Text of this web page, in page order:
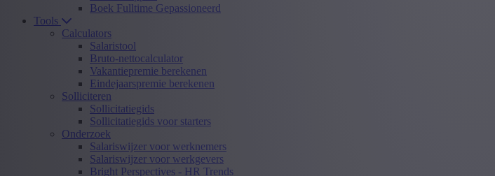
Boek Fulltime Gepassioneerd
Tools
Calculators
Salaristool
Bruto-nettocalculator
Vakantiepremie berekenen
Eindejaarspremie berekenen
Solliciteren
Sollicitatiegids
Sollicitatiegids voor starters
Onderzoek
Salariswijzer voor werknemers
Salariswijzer voor werkgevers
Bright Perspectives - HR Trends